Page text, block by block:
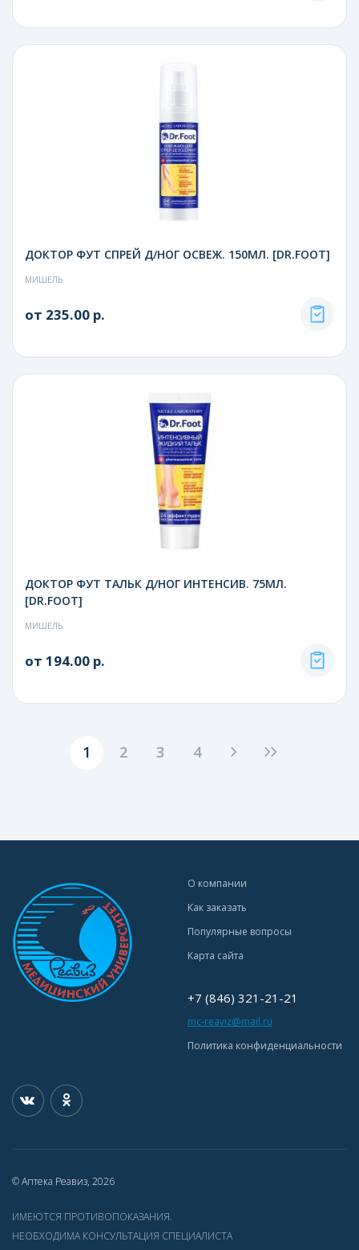
ДОКТОР ФУТ СПРЕЙ Д/НОГ ОСВЕЖ. 150МЛ. [DR.FOOT]
МИШЕЛЬ
от 235.00 р.
ДОКТОР ФУТ ТАЛЬК Д/НОГ ИНТЕНСИВ. 75МЛ.
[DR.FOOT]
МИШЕЛЬ
от 194.00 р.
1 2 3 4
О компании
Как заказать
Популярные вопросы
Карта сайта
+7 (846) 321-21-21
mc-reaviz@mail.ru
Политика конфиденциальности
© Аптека Реавиз, 2026
ИМЕЮТСЯ ПРОТИВОПОКАЗАНИЯ.
НЕОБХОДИМА КОНСУЛЬТАЦИЯ СПЕЦИАЛИСТА